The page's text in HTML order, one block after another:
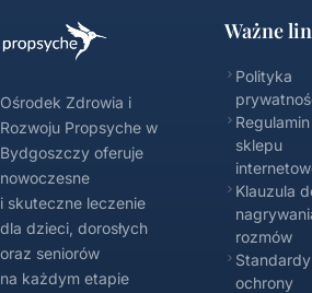
Ośrodek Zdrowia i
Rozwoju Propsyche w
Bydgoszczy oferuje
nowoczesne
i skuteczne leczenie
dla dzieci, dorosłych
oraz seniorów
na każdym etapie
Ważne
Polityka
Regulamin
sklepu
Klauzula
rozmów
Standardy
ochrony